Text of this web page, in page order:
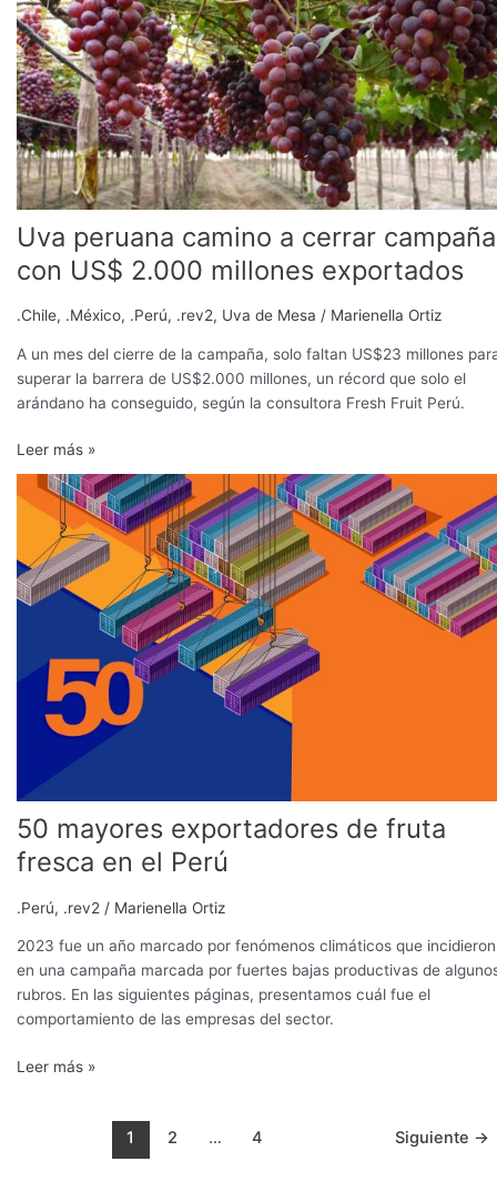
Uva peruana camino a cerrar campaña
con US$ 2.000 millones exportados
.Chile, .México, .Perú, .rev2, Uva de Mesa / Marienella Ortiz
A un mes del cierre de la campaña, solo faltan US$23 millones
superar la barrera de US$2.000 millones, un récord que solo el
arándano ha conseguido, según la consultora Fresh Fruit Perú.
camino
a
cerrar
campaña
con
US$
2.000
millones
exportados
Leer más »
50 mayores exportadores de fruta
fresca en el Perú
.Perú, .rev2 / Marienella Ortiz
2023 fue un año marcado por fenómenos climáticos que incidieron
en una campaña marcada por fuertes bajas productivas de
rubros. En las siguientes páginas, presentamos cuál fue el
comportamiento de las empresas del sector.
mayores
exportadores
de
fruta
fresca
Perú
Leer más »
1 2 … 4 Siguiente →